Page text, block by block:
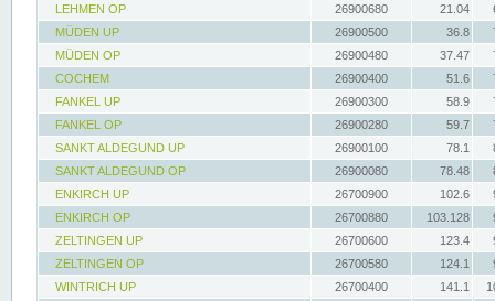
LEHMEN OP
26900680 21.04
MÜDEN UP
26900500 36.8
MÜDEN OP
26900480 37.47
COCHEM
26900400 51.6
FANKEL UP
26900300 58.9
FANKEL OP
26900280 59.7
SANKT ALDEGUND UP
26900100 78.1
SANKT ALDEGUND OP
26900080 78.48
ENKIRCH UP
26700900 102.6
ENKIRCH OP
26700880 103.128
ZELTINGEN UP
26700600 123.4
ZELTINGEN OP
26700580 124.1
WINTRICH UP
26700400 141.1